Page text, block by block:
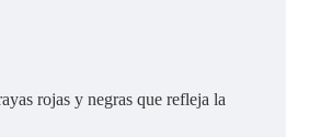
rojas y negras que refleja la